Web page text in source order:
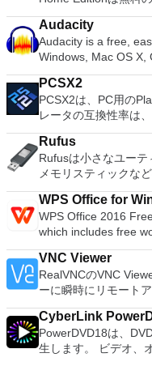
fast and uses less
competitors. It makes
based file reputation
threads. As well as its ‘legendary anti-virus technology’, its
anti-theft feature is
stolen laptop on a
webcam (if it has one)
ESET Smart
is straightforward to
minimal power usage
your profile with as
can also let it carry
are packed into this
controls and
included. Just like its previous editions, this offering is very
fast and uses less
competitors. It makes
based file reputation
threads. As well as its ‘legendary anti-virus technology’, its
anti-theft feature is
stolen laptop on a
webcam (if it has one)
ESET Smart
is straightforward to
minimal power usage
your profile with as
can also let it carry
of folders and USB drives. ESET Smart Security
ranks among the
detection and
resources than most
connected home
connected devices
such as the laptop
watch that allow you
the thief via your
system with a password. ESET Smart Security
able to utilize
system to detect the
security tools such as
attacks specifically
can see why ESET
continues to set the
ス対策。 オンライン
アのない生活。 ハイ
ないオンラインバン
お金の取引。 スマー
家のルーターは定期
ードを1か所で。 安
イベートコンテンツ
の暗号化。 ESET Smart Security Premiumは、ウイルス、ト
ンクされています。
少ないシステムリソ
Premiumには、ルー
できる接続されたホ
ツールと、ラップト
クティビティウォッ
たラップトップを地
ラ（盗撮がある場合
ステムをロックします。 ESET Smart Security
ヒューリスティック
ョンシステムを利用
イルス対策の検出を
ロックできるExploit
リティツールを使用
高い水準を維持し続
offline threats, while
other users. It will
computer and
safe while making
Award-winning
Shield Exploit Blocker
powered scanning ESET Internet Security will allow the user
to enjoyer safer
protecting your
also tests your
vulnerabilities. The
they surf with NOD32
than 30 years. The
provide proactive
of digital threats.
no match for it.
malware that tries to
type of hacker then
unlock it. A UEFI
from threats that
before the start of
secure your privacy
ーションおよびディ
ョンの拡張（特にシ
理、MBRおよびGUID
クのディスク領域不
ィションのサイズ変
スクとパーティショ
ーティション空き領
換パーティションを回
Audacity
Audacity is a free,
Windows, Mac OS X,
systems. You can use Audacity to:
tapes and records into
Vorbis, MP3, WAV or AIFF sound
sounds together. Change the speed or pitch of a recording.
PCSX2
PCSX2は、PC用の
レータの互換性率は
以上を誇っています
いる場合、PCSX2は
アプリケーションは
供するため、
PCで動作するゲームを見る
ーターを使用すると
プレイステーション
ケーションでは、デ
ハードドライブから
す。 主な機能は次のとおりです。
押すだけで、ゲーム
限のメモリーカード
8MBから64MBまでの
した。 高解像度グラ
1080pまたは4K HD
Rufus
Rufusは小さなユーテ
メモリスティックな
フォーマットおよび作成できます。
役立ちます。 Windows、Linux、およびUEFI用の起動可能な
ISOからUSBインス
合。 OSがインストールされていないシステムで作業する必要
がある場合。 BIOSまたはその他のファームウェアをDOSから
フラッシュする必要
を実行する必要がある場合。 Rufusは次の
す：Arch Linux、
Damn Small Linux、
gNewSense、
Kubuntu、Linux Mint
OpenSUSE、Parted
WPS Office for
WPS Office 2016
which includes free
and presentation
easily be able to deal
Office 2016 Free has
French, German,
languages. To switch
single click! Despite being a free suite, WPS Office comes
with many innovative
adjustment tool and
VNC Viewer
RealVNCのVNC
ーに瞬時にリモート
またはLinuxマシン、
使用すると、コンピ
ンピューターの前に
ードを制御したりできます。 VNC Viewerは、
CyberLink
PowerDVD18は、
生します。 ビデオ、